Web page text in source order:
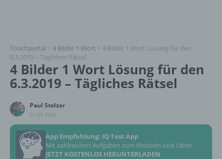
Touchportal > 4 Bilder 1 Wort > 4 Bilder 1 Wort Lösung für den
6.3.2019 – Tägliches Rätsel
4 Bilder 1 Wort Lösung für den
6.3.2019 – Tägliches Rätsel
Paul Stelzer
21.08.2020
App Empfehlung: IQ Test App
Mit zahlreichen Aufgaben zum Knobeln und Üben
JETZT KOSTENLOS HERUNTERLADEN